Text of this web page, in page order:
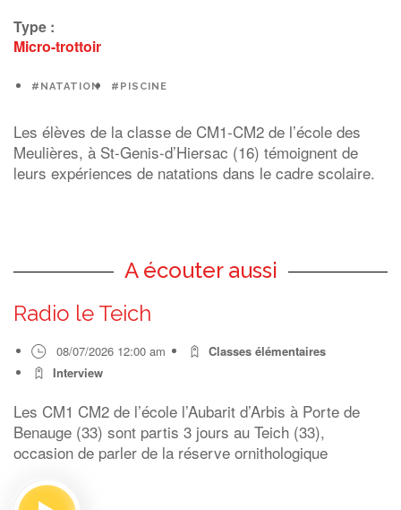
Type :
Micro-trottoir
#NATATION #PISCINE
Les élèves de la classe de CM1-CM2 de l’école des
Meulières, à St-Genis-d’Hiersac (16) témoignent de
leurs expériences de natations dans le cadre scolaire.
A écouter aussi
Radio le Teich
08/07/2026 12:00 am
Classes élémentaires
Interview
Les CM1 CM2 de l’école l’Aubarit d’Arbis à Porte de
Benauge (33) sont partis 3 jours au Teich (33),
occasion de parler de la réserve ornithologique